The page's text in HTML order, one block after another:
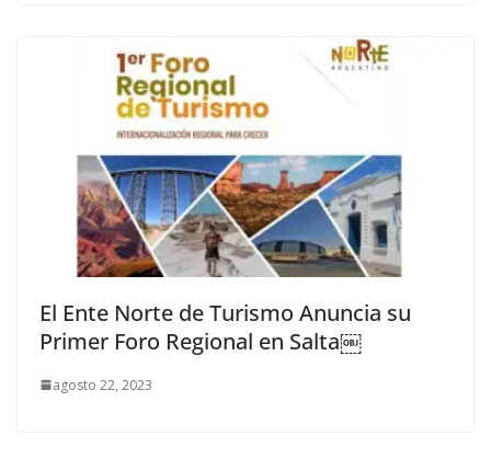
El Ente Norte de Turismo Anuncia su
Primer Foro Regional en Salta￼
agosto 22, 2023